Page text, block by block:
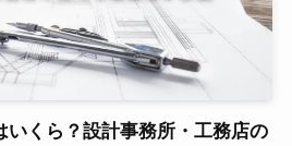
いくら？設計事務所・工務店の